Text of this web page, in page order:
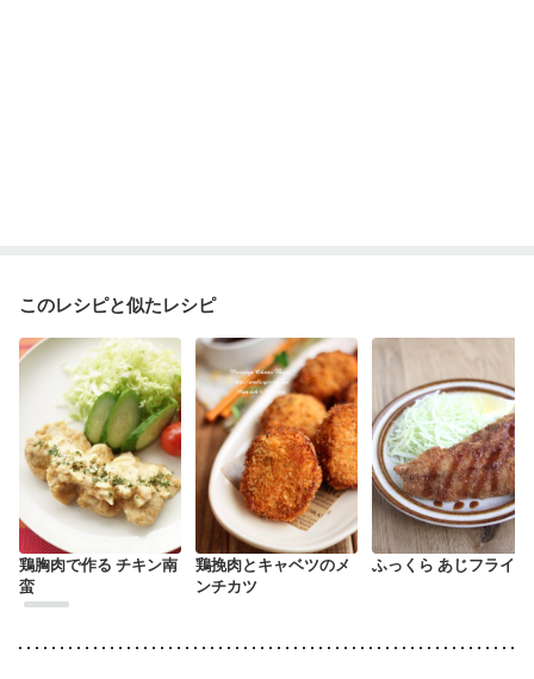
このレシピと似たレシピ
鶏胸肉で作る チキン南
蛮
鶏挽肉とキャベツのメ
ンチカツ
ふっくら あじフライ